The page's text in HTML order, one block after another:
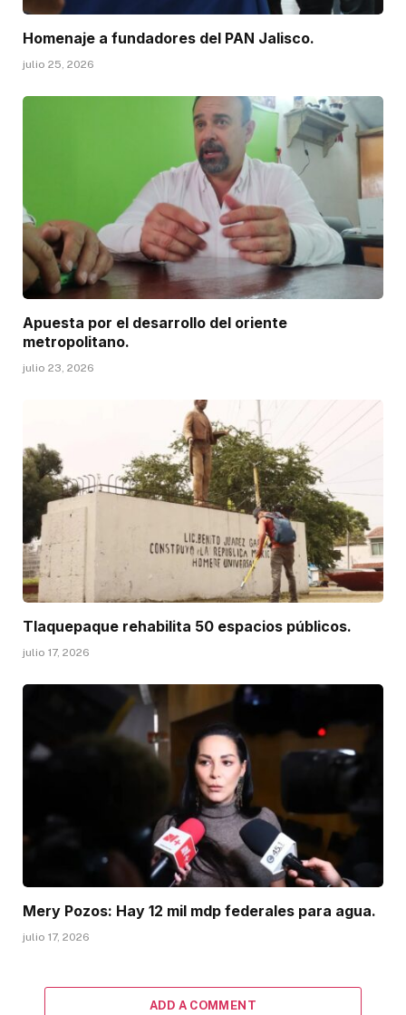
Homenaje a fundadores del PAN Jalisco.
julio 25, 2026
Apuesta por el desarrollo del oriente
metropolitano.
julio 23, 2026
Tlaquepaque rehabilita 50 espacios públicos.
julio 17, 2026
Mery Pozos: Hay 12 mil mdp federales para agua.
julio 17, 2026
ADD A COMMENT